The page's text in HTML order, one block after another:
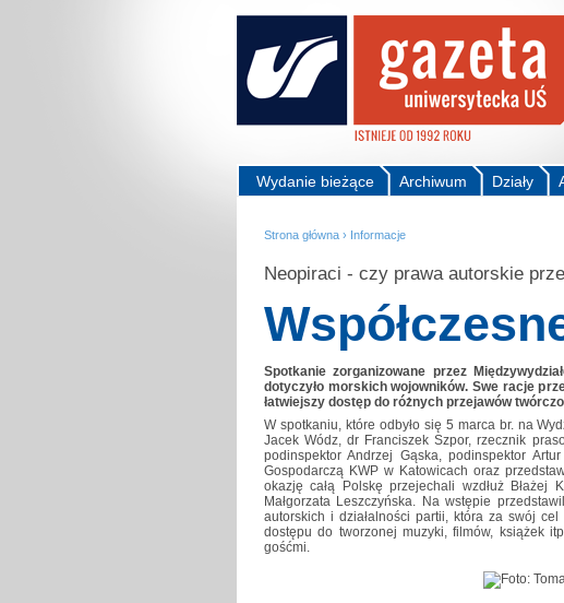
Działy
Archiwum
Wydanie bieżące
Strona główna › Informacje
Neopiraci - czy prawa autorskie
Spotkanie zorganizowane przez
dotyczyło morskich wojowników. Swe racje
łatwiejszy dostęp do różnych przejawów
W spotkaniu, które odbyło się 5 marca br. na
Jacek Wódz, dr Franciszek Szpor, rzecznik
podinspektor Andrzej Gąska, podinspektor
Gospodarczą KWP w Katowicach oraz
okazję całą Polskę przejechali wzdłuż Błażej
Małgorzata Leszczyńska. Na wstępie
autorskich i działalności partii, która za swój
dostępu do tworzonej muzyki, filmów, książek
gośćmi.